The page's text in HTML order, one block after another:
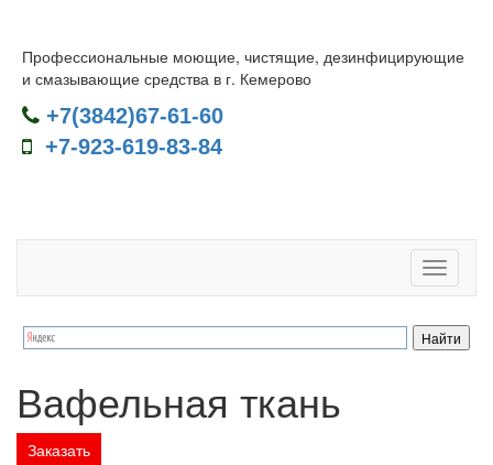
Профессиональные моющие, чистящие, дезинфицирующие
и смазывающие средства в г. Кемерово
+7(3842)67-61-60
+7-923-619-83-84
Вафельная ткань